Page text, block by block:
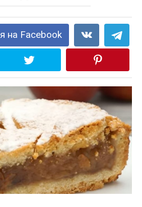
на Facebook